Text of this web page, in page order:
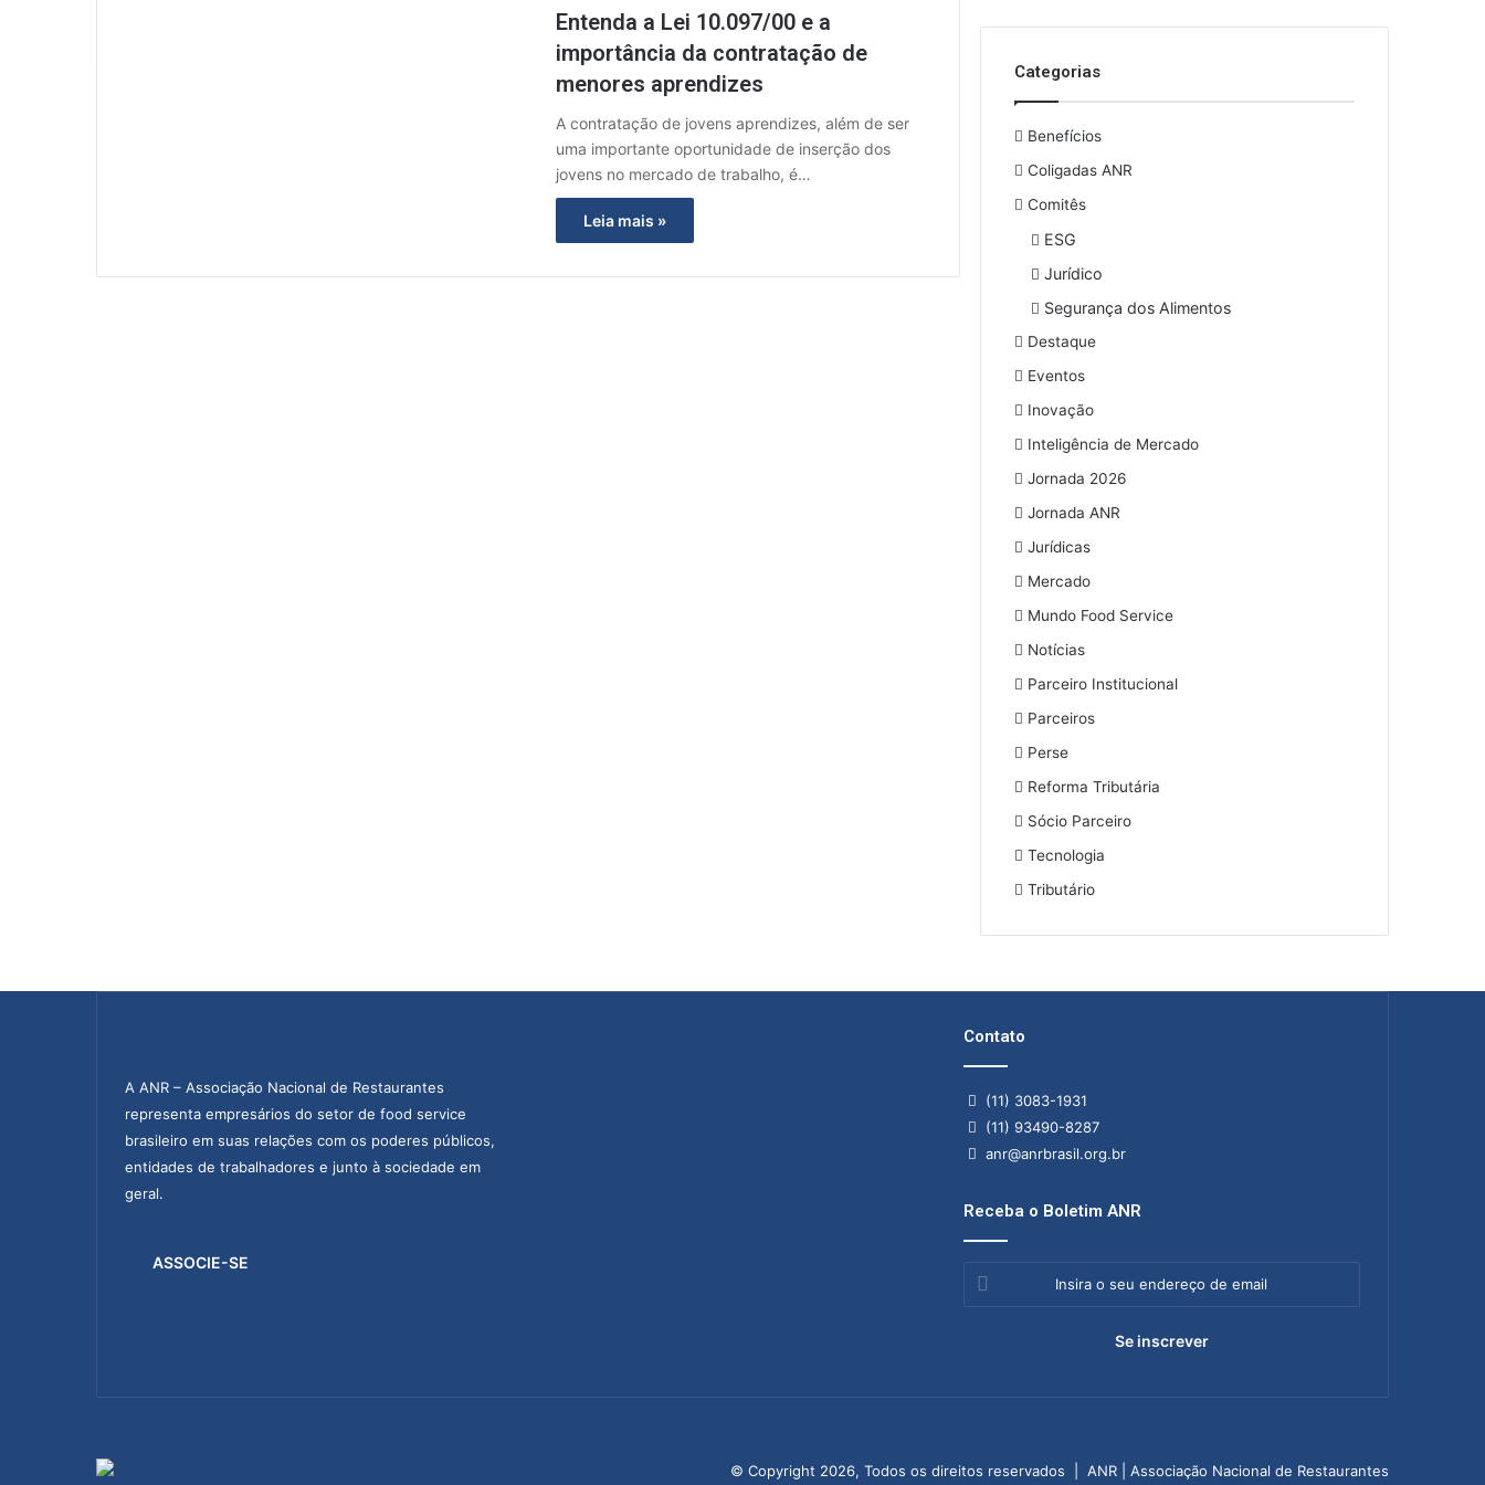
Entenda a Lei 10.097/00 e a
importância da contratação de
menores aprendizes
A contratação de jovens aprendizes, além de ser
uma importante oportunidade de inserção dos
jovens no mercado de trabalho, é…
Leia mais »
s
u
e
d
e
e
a
i
Categorias
Benefícios
Coligadas ANR
Comitês
ESG
Jurídico
Segurança dos Alimentos
Destaque
Eventos
Inovação
Inteligência de Mercado
Jornada 2026
Jornada ANR
Jurídicas
Mercado
Mundo Food Service
Notícias
Parceiro Institucional
Parceiros
Perse
Reforma Tributária
Sócio Parceiro
Tecnologia
Tributário
A ANR – Associação Nacional de Restaurantes
representa empresários do setor de food service
brasileiro em suas relações com os poderes públicos,
entidades de trabalhadores e junto à sociedade em
geral.
ASSOCIE-SE
Contato
(11) 3083-1931
(11) 93490-8287
anr@anrbrasil.org.br
Receba o Boletim ANR
Insira
© Copyright 2026, Todos os direitos reservados | ANR | Associação Nacional de Restaurantes